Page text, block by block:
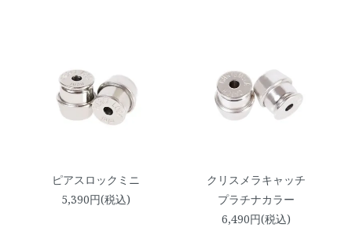
ピアスロックミニ
5,390円(税込)
クリスメラキャッチ
プラチナカラー
6,490円(税込)